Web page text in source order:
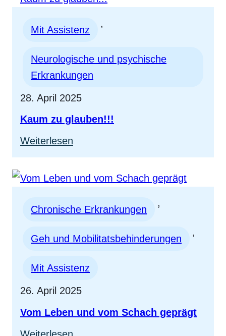
Behindertenturnieren
Mit Assistenz
,
Neurologische und psychische
Erkrankungen
28. April 2025
Kaum zu glauben!!!
Weiterlesen
Kaum
zu
Chronische Erkrankungen
,
Geh und Mobilitatsbehinderungen
,
Mit Assistenz
26. April 2025
Vom Leben und vom Schach geprägt